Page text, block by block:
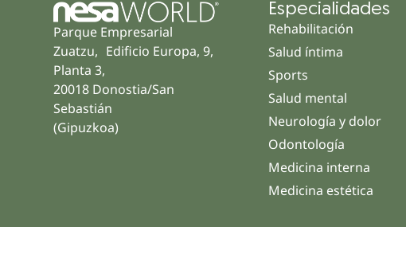
Parque Empresarial
Zuatzu, Edificio Europa, 9,
Planta 3,
20018 Donostia/San
Sebastián
(Gipuzkoa)
Especialidades
Rehabilitación
Salud íntima
Sports
Salud mental
Neurología y dolor
Odontología
Medicina interna
Medicina estética